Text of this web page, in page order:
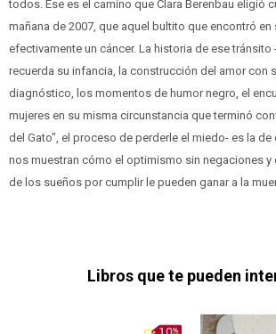
todos. Ese es el camino que Clara Berenbau eligió
mañana de 2007, que aquel bultito que encontró en
efectivamente un cáncer. La historia de ese tránsito
recuerda su infancia, la construcción del amor con
diagnóstico, los momentos de humor negro, el
mujeres en su misma circunstancia que terminó
del Gato", el proceso de perderle el miedo- es la
nos muestran cómo el optimismo sin negaciones
de los sueños por cumplir le pueden ganar a la
Libros que te pueden